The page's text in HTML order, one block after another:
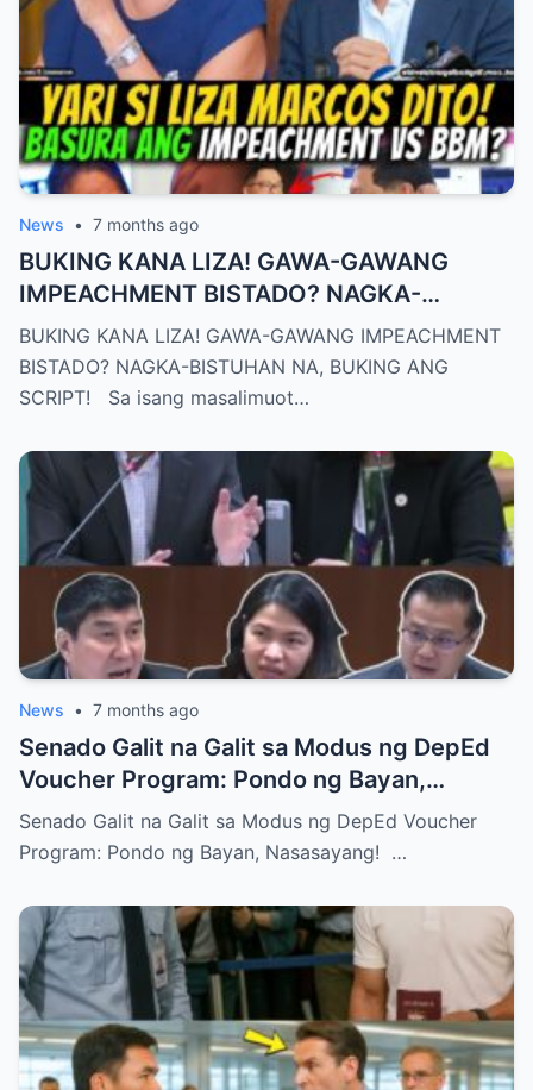
News • 7 months ago
BUKING KANA LIZA! GAWA-GAWANG
IMPEACHMENT BISTADO? NAGKA-
BISTUHAN NA, BUKING ANG SCRIPT!
BUKING KANA LIZA! GAWA-GAWANG IMPEACHMENT
BISTADO? NAGKA-BISTUHAN NA, BUKING ANG
SCRIPT! Sa isang masalimuot…
News • 7 months ago
Senado Galit na Galit sa Modus ng DepEd
Voucher Program: Pondo ng Bayan,
Nasasayang!
Senado Galit na Galit sa Modus ng DepEd Voucher
Program: Pondo ng Bayan, Nasasayang! …